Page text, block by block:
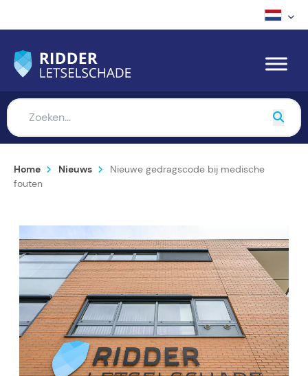
Home Nieuws
Nieuwe gedragscode bij medische
fouten